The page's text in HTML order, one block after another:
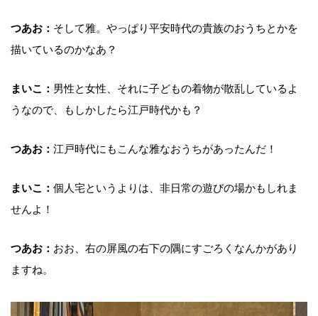
つあお： そして雅。やっぱり平安時代の貴族のおうちとかを
描いているのかなあ？
まいこ： 男性と女性、それに子どもの着物が散乱しているよ
うなので、もしかしたら江戸時代かも？
つあお： 江戸時代にもこんな雅なおうちがあったんだ！
まいこ： 個人宅というよりは、非日常の遊びの場かもしれま
せんよ！
つあお： おお、右の屏風の右下の隅にすごろくなんかがあり
ますね。